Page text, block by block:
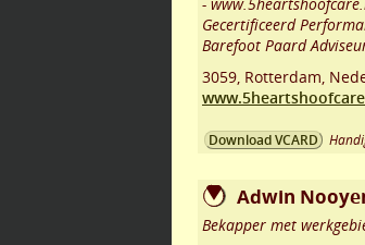
Gecertificeerd
Barefoot Paard
3059, Rotterdam,
Download VCARD
Adwin
Bekapper met